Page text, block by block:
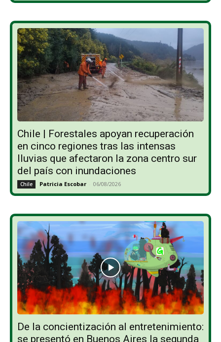
Chile | Forestales apoyan recuperación
en cinco regiones tras las intensas
lluvias que afectaron la zona centro sur
del país con inundaciones
Chile Patricia Escobar - 06/08/2026
De la concientización al entretenimiento:
se presentó en Buenos Aires la segunda